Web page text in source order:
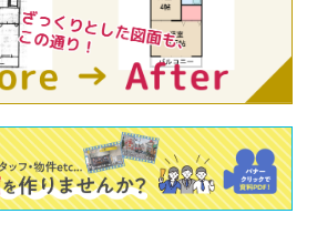
8月15日（火）まで夏季休業をいた
連絡等につきましては、8月16日
1月4日（水）まで年末年始のお休
品・ご連絡等につきましては、1